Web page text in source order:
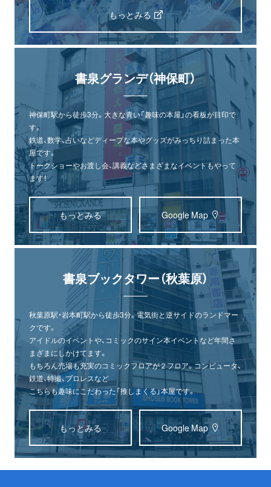
もっとみる
書泉グランデ（神保町）
神保町駅から徒歩3分。大きな青い「趣味の本屋」の看板が目印で
す。
鉄道、数学、占いなどディープな本やグッズがみっちり詰まった本
屋です。
トークショーやお渡し会、講義などさまざまなイベントもやって
ます！
もっとみる Google Map
書泉ブックタワー（秋葉原）
秋葉原駅・岩本町駅から徒歩3分。電気街と逆サイドのランドマー
クです。
アイドルのイベントや、コミックのサイン本イベントなど年間さ
まざまにしかけてます。
もちろん売場も充実のコミックフロアが２フロア。コンピュータ、
鉄道、特撮、プロレスなど
こちらも趣味にこだわった「推しまくる」本屋です。
もっとみる Google Map